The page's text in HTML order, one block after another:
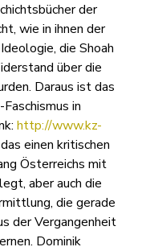
der
wie in ihnen der
die Shoah
über die
Daraus ist das
in
http://www.kz-
einen kritischen
Österreichs mit
aber auch die
die gerade
der Vergangenheit
Dominik